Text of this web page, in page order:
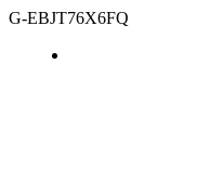
G-EBJT76X6FQ